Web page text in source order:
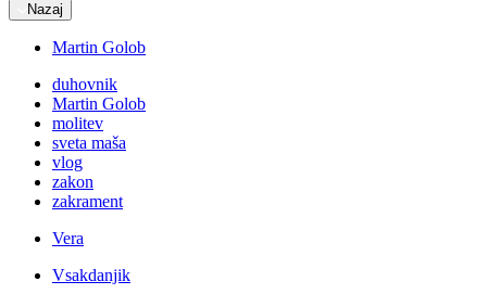
Nazaj
Martin Golob
duhovnik
Martin Golob
molitev
sveta maša
vlog
zakon
zakrament
Vera
Vsakdanjik